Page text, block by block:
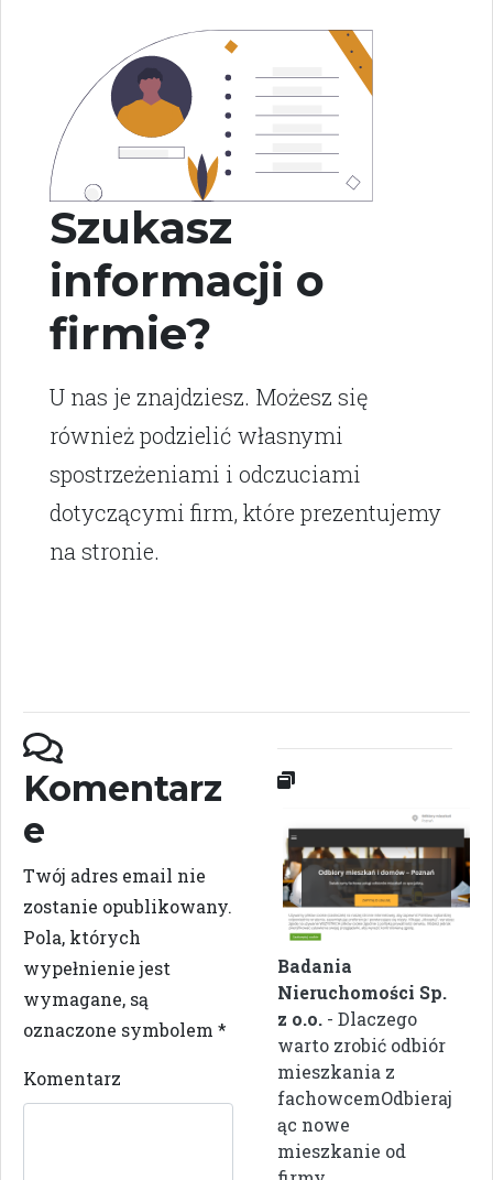
Szukasz
informacji o
firmie?
U nas je znajdziesz. Możesz się
również podzielić własnymi
spostrzeżeniami i odczuciami
dotyczącymi firm, które prezentujemy
na stronie.
Komentarz
e
Twój adres email nie
zostanie opublikowany.
Pola, których
wypełnienie jest
wymagane, są
oznaczone symbolem *
Komentarz
Badania
Nieruchomości Sp.
z o.o. - Dlaczego
warto zrobić odbiór
mieszkania z
fachowcemOdbieraj
ąc nowe
mieszkanie od